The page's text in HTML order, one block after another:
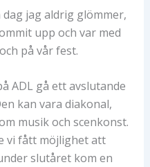
jag aldrig glömmer,
upp och var med
på vår fest.
ADL gå ett avslutande
kan vara diakonal,
musik och scenkonst.
vi fått möjlighet att
slutåret kom en